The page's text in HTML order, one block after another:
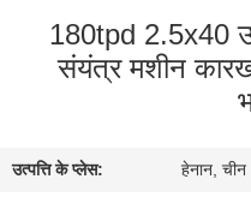
भ्रमण
180tpd 2.5x40
संयंत्र मशीन
उत्पत्ति के प्लेस: हेनान, चीन